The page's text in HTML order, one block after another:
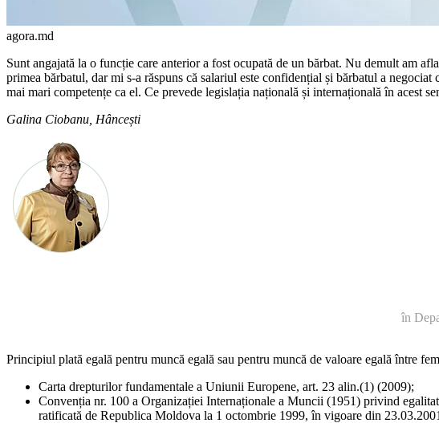
agora.md
Sunt angajată la o funcție care anterior a fost ocupată de un bărbat. Nu demult am
primea bărbatul, dar mi s-a răspuns că salariul este confidențial și bărbatul a
mai mari competențe ca el. Ce prevede legislația națională și internațională în acest
Galina Ciobanu, Hâncești
în
Principiul plată egală pentru muncă egală sau pentru muncă de valoare egală între
Carta drepturilor fundamen­tale a Uniunii Europene, art. 23 alin.(1) (2009);
Convenția nr. 100 a Organizației Internaționale a Muncii (1951) privind
ratificată de Republica Moldova la 1 octombrie 1999, în vigoare din